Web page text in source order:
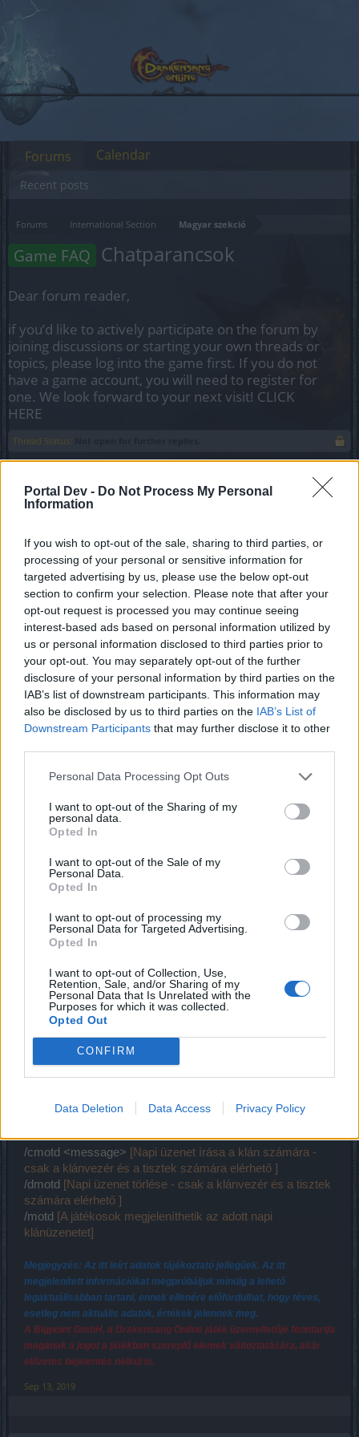
Portal Dev - Do Not Process My Personal
Information
If you wish to opt-out of the sale, sharing to third parties, or
processing of your personal or sensitive information for
targeted advertising by us, please use the below opt-out
section to confirm your selection. Please note that after your
opt-out request is processed you may continue seeing
interest-based ads based on personal information utilized by
us or personal information disclosed to third parties prior to
your opt-out. You may separately opt-out of the further
disclosure of your personal information by third parties on the
IAB’s list of downstream participants. This information may
also be disclosed by us to third parties on the IAB’s List of
Downstream Participants that may further disclose it to other
Personal Data Processing Opt Outs
I want to opt-out of the Sharing of my
personal data.
Opted In
I want to opt-out of the Sale of my
Personal Data.
Opted In
I want to opt-out of processing my
Personal Data for Targeted Advertising.
Opted In
I want to opt-out of Collection, Use,
Retention, Sale, and/or Sharing of my
Personal Data that Is Unrelated with the
Purposes for which it was collected.
Opted Out
CONFIRM
Data Deletion Data Access Privacy Policy
Forums International Section Magyar szekció
Game FAQ Chatparancsok
Dear forum reader,
if you’d like to actively participate on the forum by
joining discussions or starting your own threads or
topics, please log into the game first. If you do not
have a game account, you will need to register for
one. We look forward to your next visit! CLICK
HERE
Thread Status:
Bakatabis
Advanced
Kedves Játékosok!
Ez a rövid poszt a játékban használható chatparancsokat
írja le számotokra. Ezekkel könnyebben kommunikálhattok
a különböző területeken, könnyebben érhetitek el azokat,
akiket szeretnétek.
Beszélgetési csatornák:
Helyi zóna - Itt minden játékos olvashatja, amit
írsz, akik más szobákban, de azonos területen vannak.
/a Region - Területi chat - írásaid azok a játékosok látják,
akikkel egy területen vagytok azonos instában
/p Group - Csoportchat - Itt kizárólag a veled egy
/g Guild - Klánchat - Ezen belül a klán tagjai
/w Whisper - Súgás - Ennek segítségével személyes
üzenetet írhatsz, melyet csak a kiválasztott játékos láthat.
Chat Parancsok:
"Enter"
/r [üzenet küldése annak a játékosnak, aki legutoljára súgott
neked]
/invite or /inv <name>[játékos meghívása csoportba - ezt a
lehetőséget csak a csoport vezetője használhatja]
/leave [csoport elhagyása]
/kick <name>[játékos kizárása a csoportból - erre csak a
csoportvezetőnek van lehetősége]
/cmotd <message> [Napi üzenet írása a klán számára -
csak a klánvezér és a tisztek számára elérhető ]
/dmotd [Napi üzenet törlése - csak a klánvezér és a tisztek
számára elérhető ]
/motd [A játékosok megjeleníthetik az adott napi
klánüzenetet]
Megjegyzés: Az itt leírt adatok tájékoztató jellegűek. Az itt
megjelenített információkat megpróbáljuk mindig a lehető
legaktuálisabban tartani, ennek ellenére előfordulhat, hogy téves,
esetleg nem aktuális adatok, értékek jelennek meg.
A Bigpoint GmbH, a Drakensang Online játék üzemeltetője fenntartja
magának a jogot a játékban szereplő elemek változtatására, akár
előzetes bejelentés nélkül is.
Sep 13, 2019
Forums
Recent posts
Calendar